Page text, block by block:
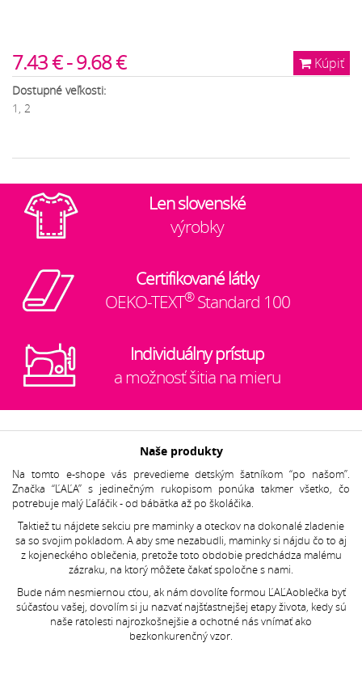
Kúpiť
7.43 € - 9.68 €
Dostupné veľkosti:
1, 2
Len slovenské
výrobky
Certifikované látky
OEKO-TEXT®Standard 100
Individuálny prístup
a možnosť šitia na mieru
Naše produkty
Na tomto e-shope vás prevedieme detským šatníkom “po našom”.
Značka “ĽAĽA” s jedinečným rukopisom ponúka takmer všetko, čo
potrebuje malý Ľaľáčik - od bábätka až po školáčika.
Taktiež tu nájdete sekciu pre maminky a oteckov na dokonalé zladenie
sa so svojim pokladom. A aby sme nezabudli, maminky si nájdu čo to aj
z kojeneckého oblečenia, pretože toto obdobie predchádza malému
zázraku, na ktorý môžete čakať spoločne s nami.
Bude nám nesmiernou cťou, ak nám dovolíte formou ĽAĽAoblečka byť
súčasťou vašej, dovolím si ju nazvať najšťastnejšej etapy života, kedy sú
naše ratolesti najrozkošnejšie a ochotné nás vnímať ako
bezkonkurenčný vzor.